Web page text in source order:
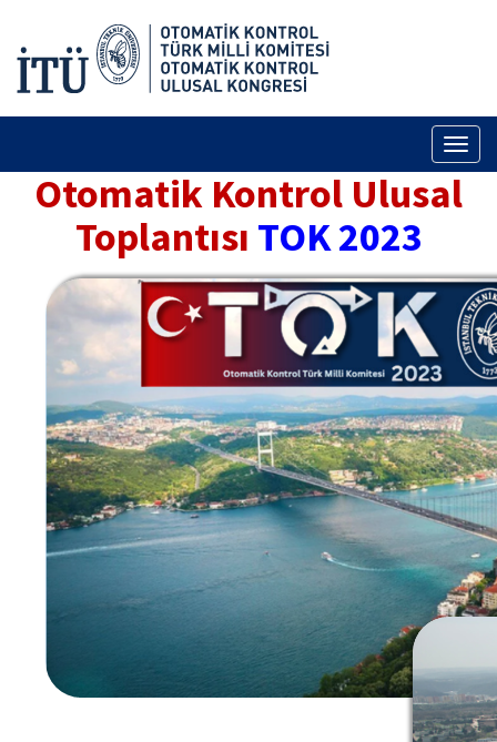
Otomatik Kontrol Ulusal
Toplantısı TOK 2023